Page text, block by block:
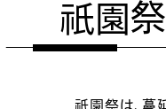
祇園
祇園祭は、蔓